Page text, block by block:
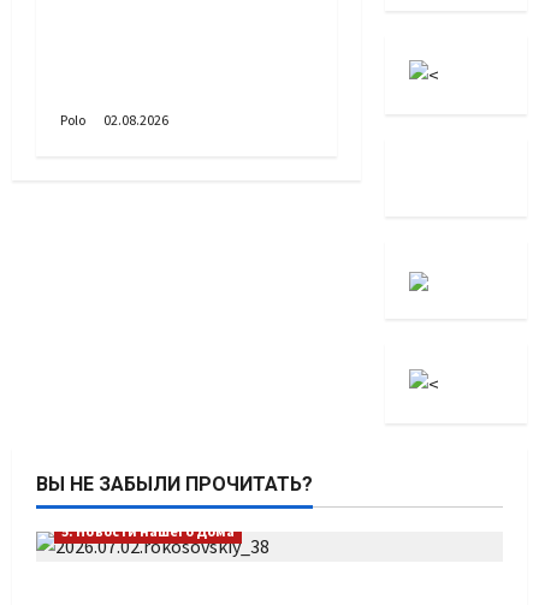
Polo 02.08.2026
ВЫ НЕ ЗАБЫЛИ ПРОЧИТАТЬ?
5. Новости нашего Дома